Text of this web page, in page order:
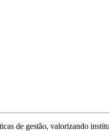
de gestão, valorizando